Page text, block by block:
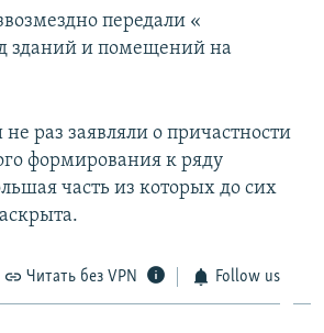
передали «​
зданий и помещений на
раз заявляли о причастности
формирования к ряду
часть из которых до сих
Читать без VPN Follow us